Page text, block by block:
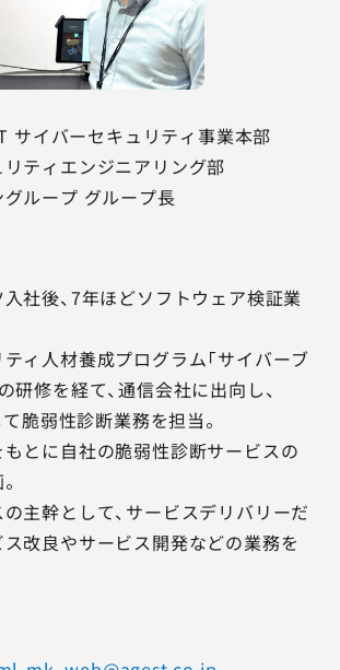
サイバーセキュリティ事業本部
ティエンジニアリング部
ループ グループ長
社後、7年ほどソフトウェア検証業
ィ人材養成プログラム「サイバーブ
研修を経て、通信会社に出向し、
脆弱性診断業務を担当。
とに自社の脆弱性診断サービスの
主幹として、サービスデリバリーだ
改良やサービス開発などの業務を